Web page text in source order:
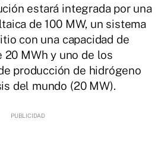
estará integrada por una
de 100 MW, un sistema
con una capacidad de
20 MWh y uno de los
producción de hidrógeno
del mundo (20 MW).